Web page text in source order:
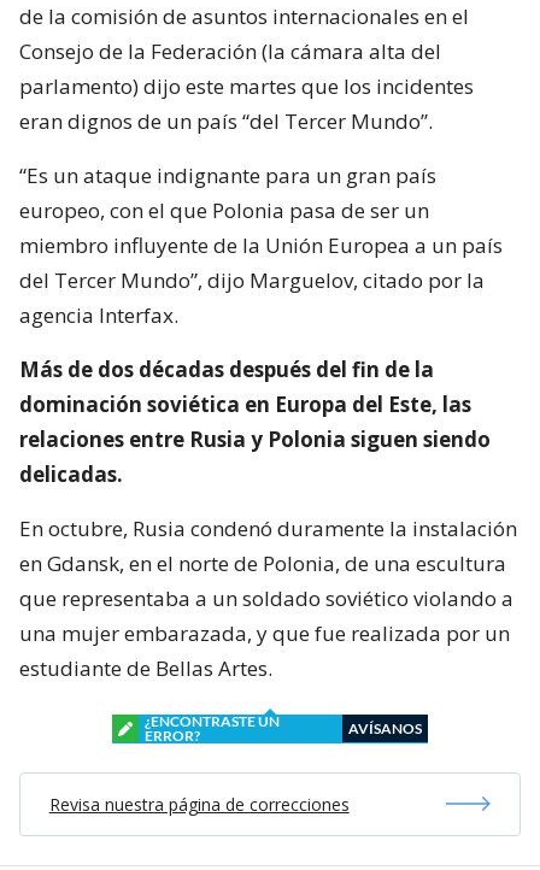
de la comisión de asuntos internacionales en el
Consejo de la Federación (la cámara alta del
parlamento) dijo este martes que los incidentes
eran dignos de un país “del Tercer Mundo”.
“Es un ataque indignante para un gran país
europeo, con el que Polonia pasa de ser un
miembro influyente de la Unión Europea a un país
del Tercer Mundo”, dijo Marguelov, citado por la
agencia Interfax.
Más de dos décadas después del fin de la
dominación soviética en Europa del Este, las
relaciones entre Rusia y Polonia siguen siendo
delicadas.
En octubre, Rusia condenó duramente la instalación
en Gdansk, en el norte de Polonia, de una escultura
que representaba a un soldado soviético violando a
una mujer embarazada, y que fue realizada por un
estudiante de Bellas Artes.
¿ENCONTRASTE UN
ERROR?
AVÍSANOS
Revisa nuestra página de correcciones